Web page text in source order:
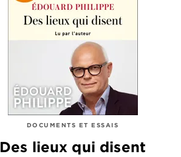
DOCUMENTS ET ESSAIS
Des lieux qui disent